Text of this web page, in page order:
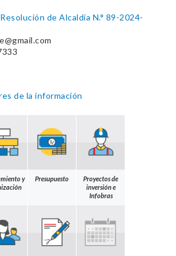
Resolución de Alcaldía N.° 89-2024-
de la información
y
Presupuesto
Proyectos de
inversión e
Infobras